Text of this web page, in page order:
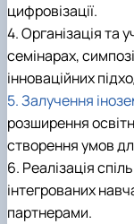
цифровізації.
4. Організація та
семінарах,
інноваційних
5. Залучення
розширення
створення умов
6. Реалізація
інтегрованих
партнерами.